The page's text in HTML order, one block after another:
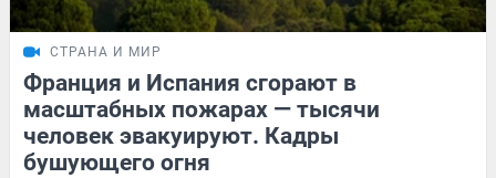
СТРАНА И МИР
Франция и Испания сгорают в
масштабных пожарах — тысячи
человек эвакуируют. Кадры
бушующего огня